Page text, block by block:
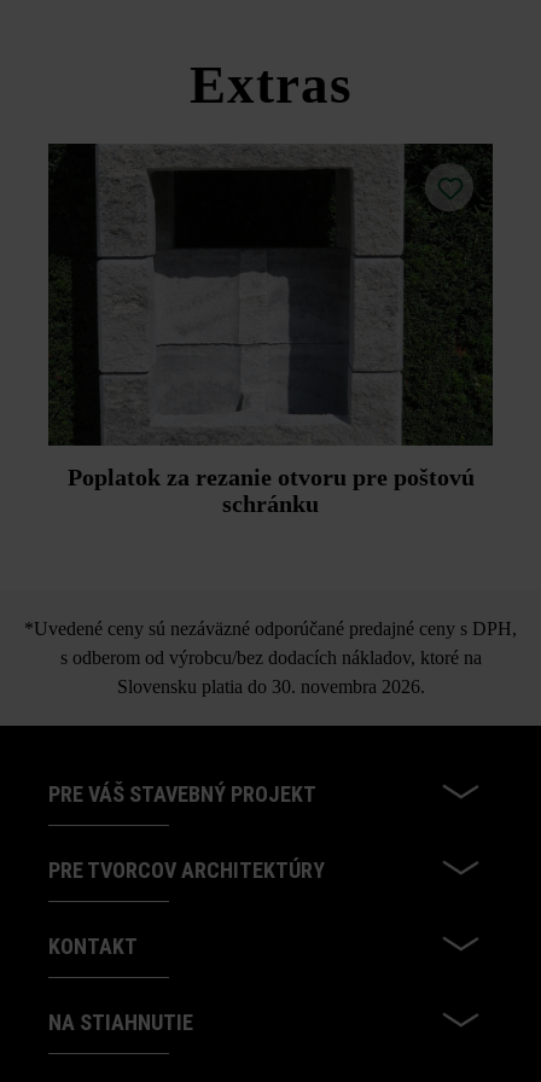
Extras
Poplatok za rezanie otvoru pre poštovú
schránku
*Uvedené ceny sú nezáväzné odporúčané predajné ceny s DPH,
s odberom od výrobcu/bez dodacích nákladov, ktoré na
Slovensku platia do 30. novembra 2026.
PRE VÁŠ STAVEBNÝ PROJEKT
PRE TVORCOV ARCHITEKTÚRY
KONTAKT
NA STIAHNUTIE